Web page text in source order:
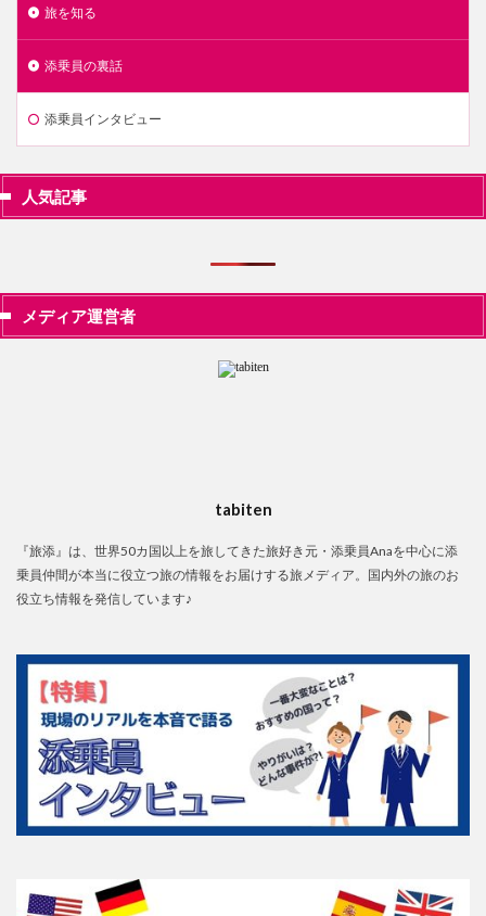
旅を知る
添乗員の裏話
添乗員インタビュー
人気記事
メディア運営者
tabiten
『旅添』は、世界50カ国以上を旅してきた旅好き元・添乗員Anaを中心に添
乗員仲間が本当に役立つ旅の情報をお届けする旅メディア。国内外の旅のお
役立ち情報を発信しています♪